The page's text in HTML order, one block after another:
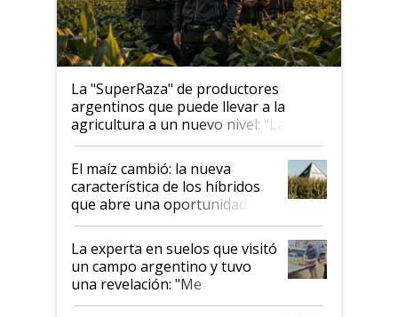
La "SuperRaza" de productores
argentinos que puede llevar a la
agricultura a un nuevo nivel: "Las
posibilidades de crecimiento son
infinitas"
El maíz cambió: la nueva
característica de los híbridos
que abre una oportunidad en
el lote
La experta en suelos que visitó
un campo argentino y tuvo
una revelación: "Me
impresionó mucho"